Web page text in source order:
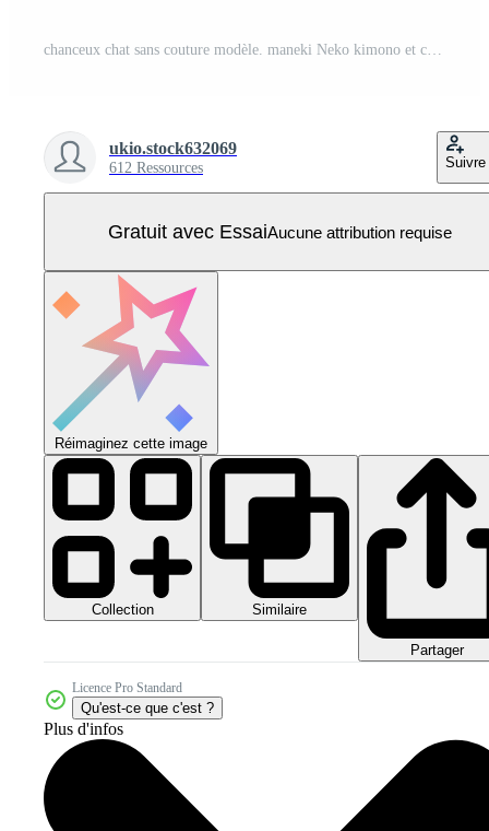
chanceux chat sans couture modèle. maneki Neko kimono et charme cloche, Cerise fleur mignonne Japonais Contexte texture. noir, blanc et or chats et pièce de monnaie. asiatique culture la prospérité souhait symbole Vecteur Pro
ukio.stock632069
612 Ressources Suivre
Gratuit avec EssaiAucune attribution requise
Réimaginez cette image
Collection Similaire
Partager
Licence Pro Standard
Qu'est-ce que c'est ?
Plus d'infos